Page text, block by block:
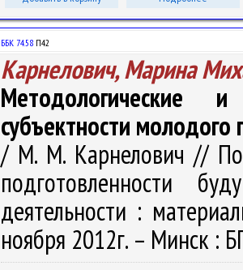
ББК 74.58 П42
Карнелович, Марина
Методологические
субъектности молодого
/ М. М. Карнелович //
подготовленности
деятельности :
ноября 2012г. – Минск :